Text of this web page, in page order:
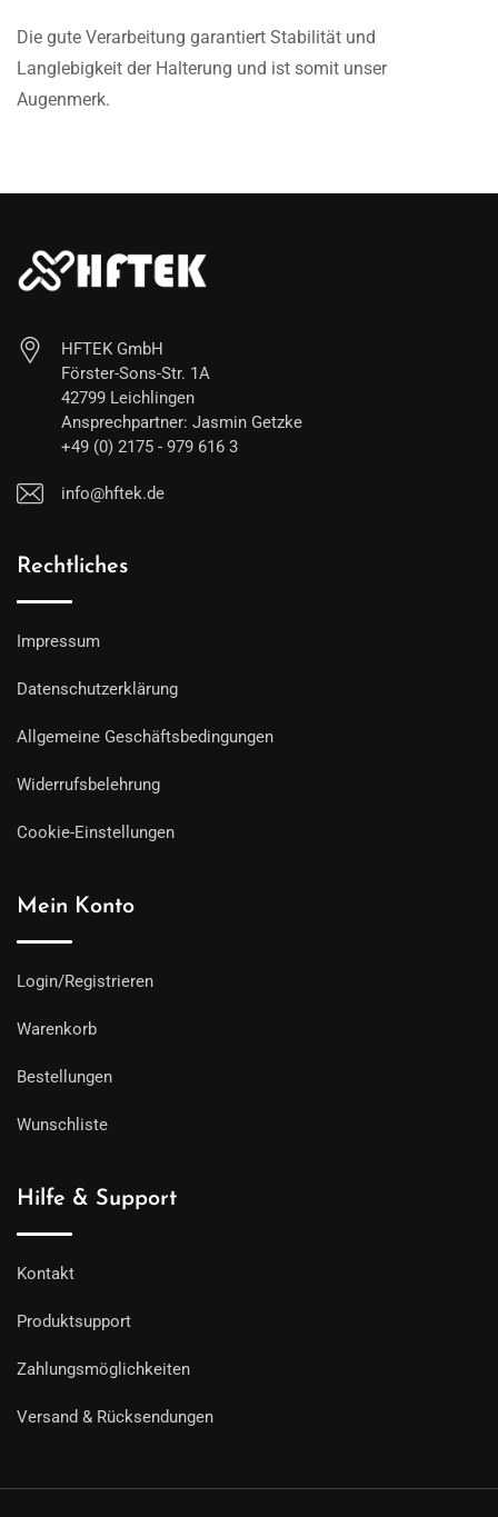
Die gute Verarbeitung garantiert Stabilität und
Langlebigkeit der Halterung und ist somit unser
Augenmerk.
HFTEK GmbH
Förster-Sons-Str. 1A
42799 Leichlingen
Ansprechpartner: Jasmin Getzke
+49 (0) 2175 - 979 616 3
info@hftek.de
Rechtliches
Impressum
Datenschutzerklärung
Allgemeine Geschäftsbedingungen
Widerrufsbelehrung
Cookie-Einstellungen
Mein Konto
Login/Registrieren
Warenkorb
Bestellungen
Wunschliste
Hilfe & Support
Kontakt
Produktsupport
Zahlungsmöglichkeiten
Versand & Rücksendungen